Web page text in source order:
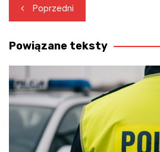
Nawigacja
wpisu
Poprzedni
Powiązane teksty